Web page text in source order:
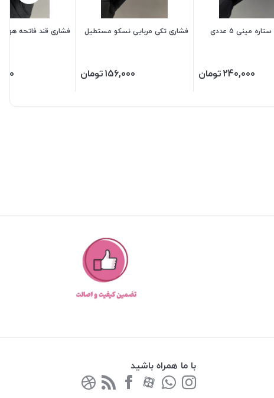
کاتر فشاری ستاره مینی 5 عددی
240,000تومان
فشاری تکی مربایی نسکو مستطیل
156,000تومان
فشاری قند فاتحه هویکو
با ما همراه باشید